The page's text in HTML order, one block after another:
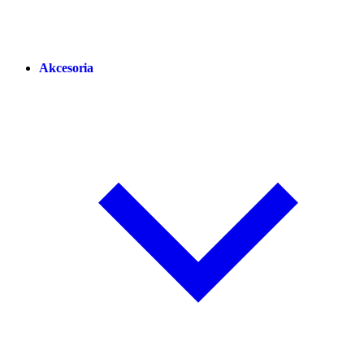
Akcesoria